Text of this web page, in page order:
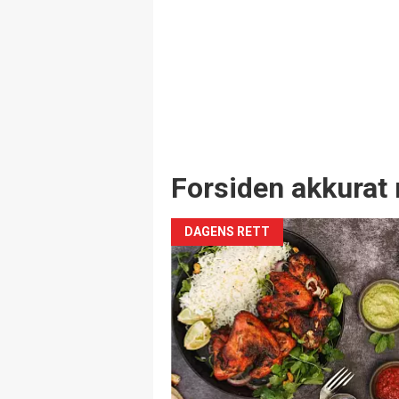
Forsiden akkurat
DAGENS RETT